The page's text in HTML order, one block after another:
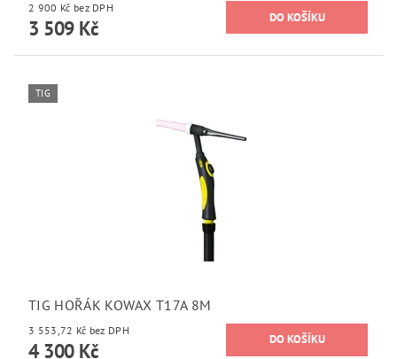
2 900 Kč bez DPH
3 509 Kč
TIG
TIG HOŘÁK KOWAX T17A 8M
3 553,72 Kč bez DPH
4 300 Kč